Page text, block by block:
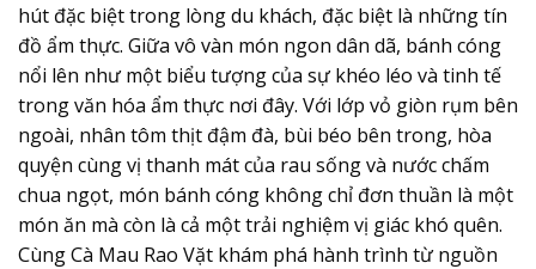
hút đặc biệt trong lòng du khách, đặc biệt là những tín
đồ ẩm thực. Giữa vô vàn món ngon dân dã, bánh cóng
nổi lên như một biểu tượng của sự khéo léo và tinh tế
trong văn hóa ẩm thực nơi đây. Với lớp vỏ giòn rụm bên
ngoài, nhân tôm thịt đậm đà, bùi béo bên trong, hòa
quyện cùng vị thanh mát của rau sống và nước chấm
chua ngọt, món bánh cóng không chỉ đơn thuần là một
món ăn mà còn là cả một trải nghiệm vị giác khó quên.
Cùng Cà Mau Rao Vặt khám phá hành trình từ nguồn